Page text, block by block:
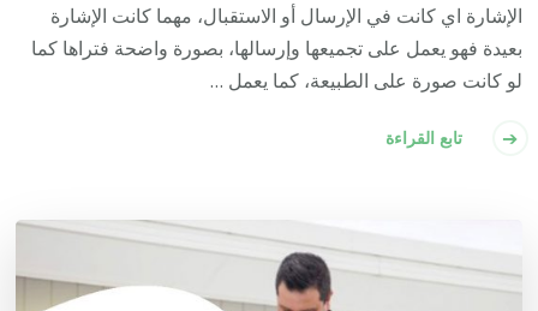
الإشارة اي كانت في الإرسال أو الاستقبال، مهما كانت الإشارة
بعيدة فهو يعمل على تجميعها وإرسالها، بصورة واضحة فتراها كما
لو كانت صورة على الطبيعة، كما يعمل …
تابع القراءة